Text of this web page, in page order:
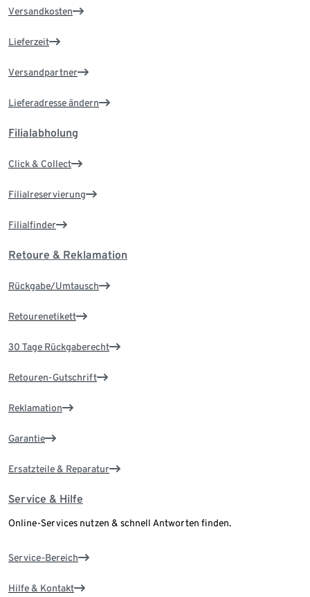
Versandkosten
Lieferzeit
Versandpartner
Lieferadresse ändern
Filialabholung
Click & Collect
Filialreservierung
Filialfinder
Retoure & Reklamation
Rückgabe/Umtausch
Retourenetikett
30 Tage Rückgaberecht
Retouren-Gutschrift
Reklamation
Garantie
Ersatzteile & Reparatur
Service & Hilfe
Online-Services nutzen & schnell Antworten finden.
Service-Bereich
Hilfe & Kontakt